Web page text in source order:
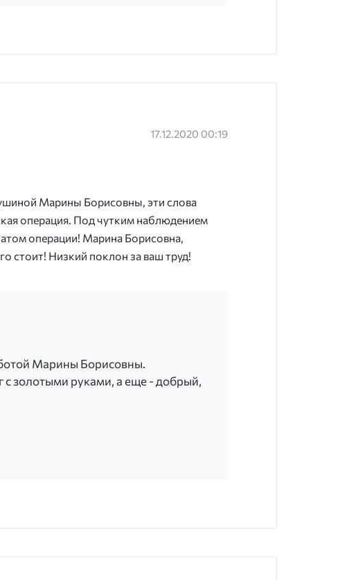
17.12.2020 00:19
Марины Борисовны, эти слова
операция. Под чутким наблюдением
операции! Марина Борисовна,
стоит! Низкий поклон за ваш труд!
Марины Борисовны.
с золотыми руками, а еще - добрый,